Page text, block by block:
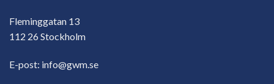
Fleminggatan 13
112 26 Stockholm
E-post: info@gwm.se